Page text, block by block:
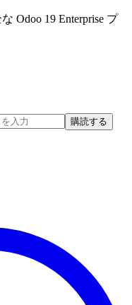
Odoo 19 Enterprise プ
購読する